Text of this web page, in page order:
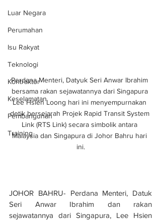
Luar Negara
Perumahan
Isu Rakyat
Teknologi
Kontraktor
Keselamatan
Pembangunan
Training
Perdana Menteri, Datyuk Seri Anwar Ibrahim
bersama rakan sejawatannya dari Singapura
Lee Hsien Loong hari ini menyempurnakan
detik bersejarah Projek Rapid Transit System
Link (RTS Link) secara simbolik antara
Malaysia dan Singapura di Johor Bahru hari
ini.
JOHOR BAHRU- Perdana Menteri, Datuk
Seri Anwar Ibrahim dan rakan
sejawatannya dari Singapura, Lee Hsien